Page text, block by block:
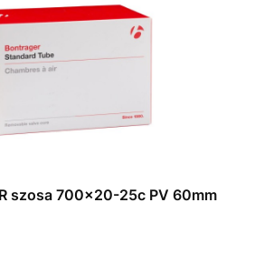
szosa 700x20-25c PV 60mm